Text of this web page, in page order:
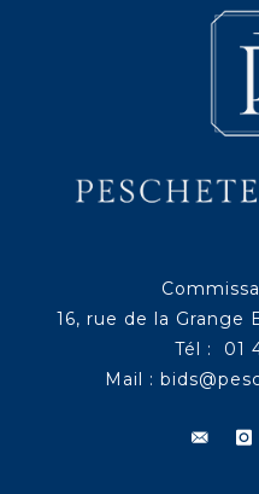
16, rue de la Grange
Tél : 01
Mail :